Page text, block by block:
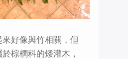
好像與竹相關，但
棕櫚科的矮灌木，